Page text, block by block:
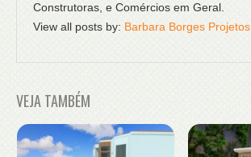
Construtoras, e Comércios em Geral.
View all posts by: Barbara Borges Projetos
VEJA TAMBÉM